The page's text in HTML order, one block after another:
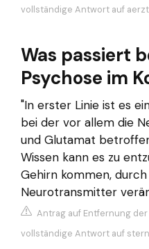
vollständige Antwort auf
Was passiert
Psychose im
"In erster Linie ist es
bei der vor allem die
und Glutamat
Wissen kann es zu
Gehirn kommen,
Neurotransmitter
Antrag auf Entfernung
vollständige Antwort auf